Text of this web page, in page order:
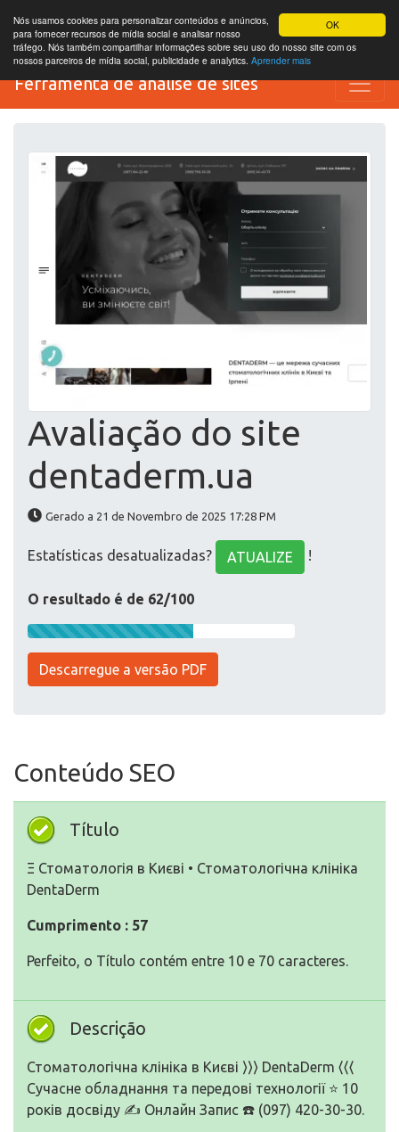
OK
Nós usamos cookies para personalizar conteúdos e anúncios,
para fornecer recursos de mídia social e analisar nosso
tráfego. Nós também compartilhar informações sobre seu uso do nosso site com os
nossos parceiros de mídia social, publicidade e analytics. Aprender mais
Ferramenta de análise de sites
Avaliação do site
dentaderm.ua
Gerado a 21 de Novembro de 2025 17:28 PM
Estatísticas desatualizadas? ATUALIZE !
O resultado é de 62/100
Descarregue a versão PDF
Conteúdo SEO
Título
Ξ Стоматологія в Києві • Стоматологічна клініка
DentaDerm
Cumprimento : 57
Perfeito, o Título contém entre 10 e 70 caracteres.
Descrição
Стоматологічна клініка в Києві ⟩⟩⟩ DentaDerm ⟨⟨⟨
Сучасне обладнання та передові технології ⭐️ 10
років досвіду ✍️ Онлайн Запис ☎️ (097) 420-30-30.